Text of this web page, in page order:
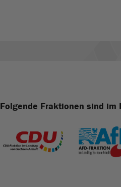
Folgende Fraktionen sind im